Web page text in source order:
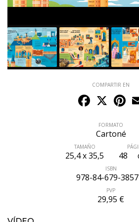
COMPARTIR EN
Facebook
X
FORMATO
Cartoné
TAMAÑO
25,4 x 35,5 48
ISBN
978-84-679-
PVP
29,95 €